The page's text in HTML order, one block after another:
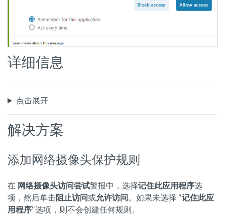
详细信息
点击展开
解决方案
添加网络摄像头保护规则
在 网络摄像头访问尝试警报中，选择记住此应用程序选
项，然后单击阻止访问或允许访问。如果未选择 "记住此应
用程序"选项，则不会创建任何规则。